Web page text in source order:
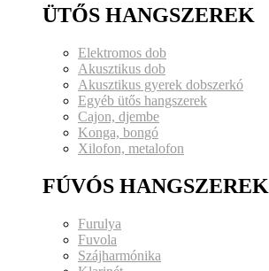
ÜTŐS HANGSZEREK
Elektromos dob
Akusztikus dob
Akusztikus gyerek dobszerkó
Egyéb ütős hangszerek
Cajon, djembe
Konga, bongó
Xilofon, metalofon
FÚVÓS HANGSZEREK
Furulya
Fuvola
Szájharmónika